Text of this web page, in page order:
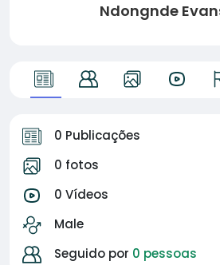
Ndongnde
0 Publicações
0 fotos
0 Vídeos
Male
Seguido por 0 pessoas